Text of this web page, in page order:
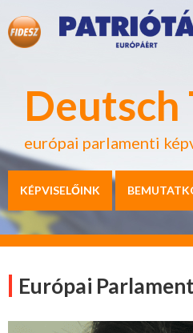
Deutsch
európai parlamenti
KÉPVISELŐINK
Európai